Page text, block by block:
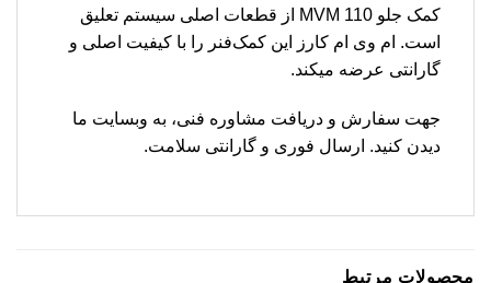
کمک جلو MVM 110 از قطعات اصلی سیستم تعلیق
است. ام وی ام کارز این کمک‌فنر را با کیفیت اصلی و
گارانتی عرضه میکند.
جهت سفارش و دریافت مشاوره فنی، به وبسایت ما
دیدن کنید. ارسال فوری و گارانتی سلامت.
محصولات مرتبط